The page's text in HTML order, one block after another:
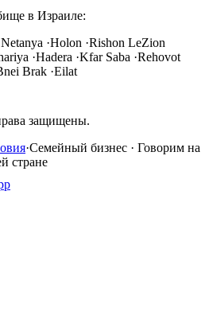
в Израиле:
Netanya ·Holon ·Rishon LeZion
·Hadera ·Kfar Saba ·Rehovot
Brak ·Eilat
защищены.
·Семейный бизнес · Говорим на
стране